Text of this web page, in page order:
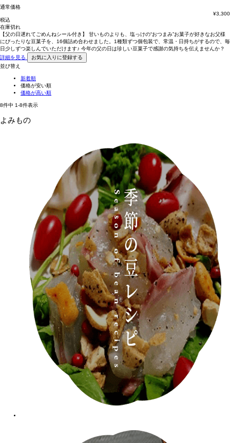
通常価格
¥3,300
税込
在庫切れ
【父の日遅れてごめんねシール付き】 甘いものよりも、塩っけの“おつまみ”お菓子が好きなお父様
にぴったりな豆菓子を、16個詰め合わせました。1種類ずつ個包装で、常温・日持ちがするので、毎
日少しずつ楽しんでいただけます♪ 今年の父の日は珍しい豆菓子で感謝の気持ちを伝えませんか？
詳細を見る
お気に入りに登録する
並び替え
新着順
価格が安い順
価格が高い順
8件中 1-8件表示
よみもの